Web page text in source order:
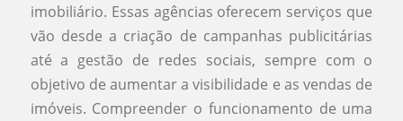
imobiliário. Essas agências oferecem serviços que
vão desde a criação de campanhas publicitárias
até a gestão de redes sociais, sempre com o
objetivo de aumentar a visibilidade e as vendas de
imóveis. Compreender o funcionamento de uma